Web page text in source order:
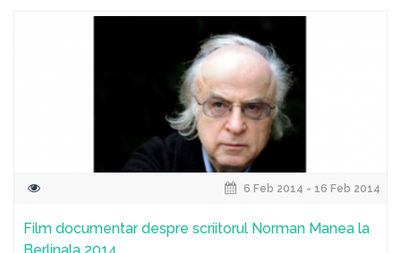
6 Feb 2014 - 16 Feb 2014
Film documentar despre scriitorul Norman Manea la